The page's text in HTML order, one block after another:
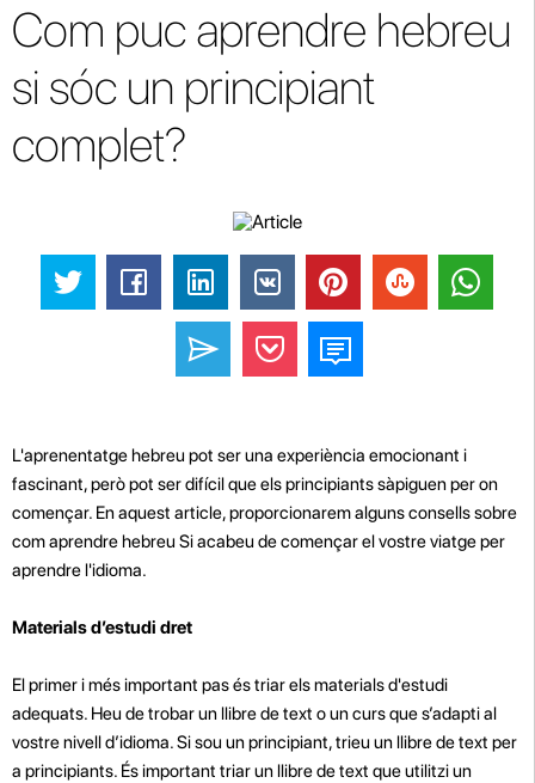
Com puc aprendre hebreu
si sóc un principiant
complet?
L'aprenentatge hebreu pot ser una experiència emocionant i
fascinant, però pot ser difícil que els principiants sàpiguen per on
començar. En aquest article, proporcionarem alguns consells sobre
com aprendre hebreu Si acabeu de començar el vostre viatge per
aprendre l'idioma.
Materials d’estudi dret
El primer i més important pas és triar els materials d'estudi
adequats. Heu de trobar un llibre de text o un curs que s’adapti al
vostre nivell d’idioma. Si sou un principiant, trieu un llibre de text per
a principiants. És important triar un llibre de text que utilitzi un